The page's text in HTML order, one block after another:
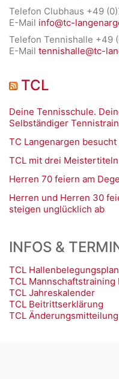
Telefon Clubhaus +49
E-Mail info@tc-
Telefon Tennishalle +49
E-Mail tennishalle@tc-
TCL
Deine Tennisschule.
Selbständiger
TC Langenargen
TCL mit drei Meistertiteln
Herren 70 feiern am
Herren und Herren 30
steigen unglücklich ab
INFOS &
TCL Hallenbelegungsplan
TCL
TCL Jahreskalender
TCL Beitrittserklärung
TCL Änderungsmitteilung